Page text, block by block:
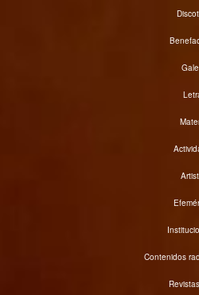
Contenidos